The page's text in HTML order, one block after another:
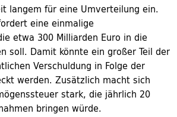
langem für eine Umverteilung ein.
eine einmalige
etwa 300 Milliarden Euro in die
soll. Damit könnte ein großer Teil der
Verschuldung in Folge der
werden. Zusätzlich macht sich
stark, die jährlich 20
bringen würde.